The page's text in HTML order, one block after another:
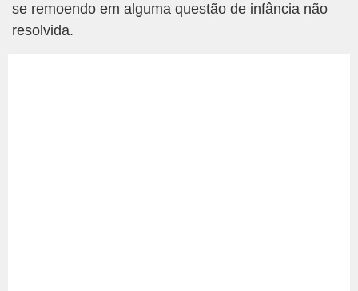
se remoendo em alguma questão de infância não
resolvida.